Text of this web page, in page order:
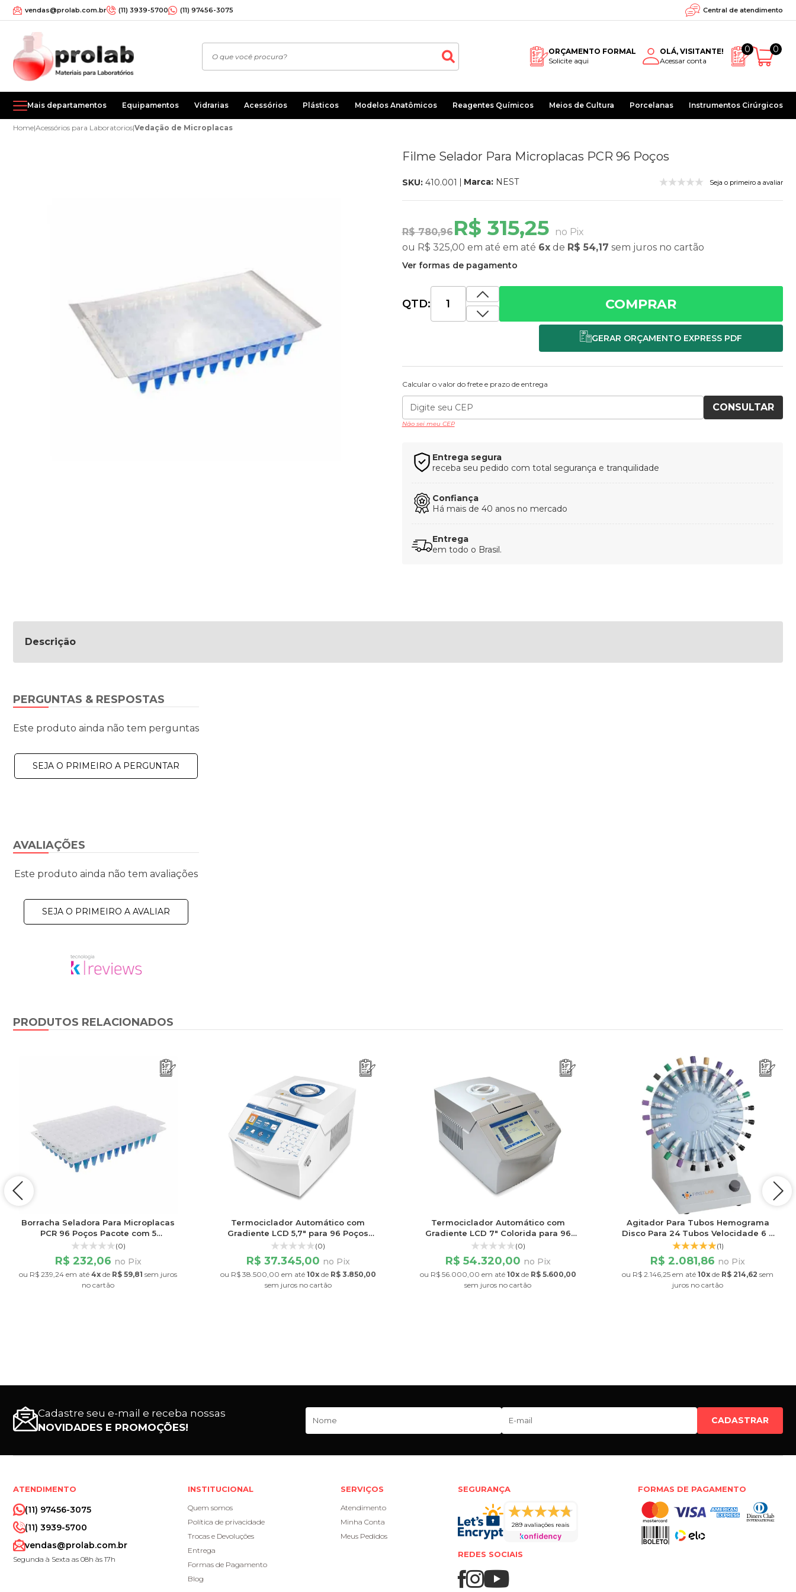
vendas@prolab.com.br (11) 3939-5700 (11) 97456-3075 Central de atendimento
ORÇAMENTO FORMAL
Solicite aqui
OLÁ, VISITANTE!
Acessar conta
0 0
Mais departamentos Equipamentos Vidrarias Acessórios Plásticos Modelos Anatômicos Reagentes Químicos Meios de Cultura Porcelanas Instrumentos Cirúrgicos
Home|Acessórios para Laboratorios|Vedação de Microplacas
Filme Selador Para Microplacas PCR 96 Poços
Seja o primeiro a avaliar
SKU:410.001 Marca: NEST
R$ 780,96R$ 315,25
no Pix
ou R$ 325,00 em até em até 6xde R$ 54,17 sem jurosno cartão
Ver formas de pagamento
QTD: COMPRAR
Calcular o valor do frete e prazo de entrega
CONSULTAR
Não sei meu CEP
Entrega segura
receba seu pedido com total segurança e tranquilidade
Confiança
Há mais de 40 anos no mercado
Entrega
em todo o Brasil.
Descrição
AVALIAÇÕES
Este produto ainda não tem avaliações
SEJA O PRIMEIRO A AVALIAR
PERGUNTAS & RESPOSTAS
Este produto ainda não tem perguntas
SEJA O PRIMEIRO A PERGUNTAR
PRODUTOS RELACIONADOS
Borracha Seladora Para Microplacas
PCR 96 Poços Pacote com 5
Unidades Kasvi
(0)
R$ 232,06 no Pix
ou R$ 239,24 em até4x de R$ 59,81 sem juros
no cartão
Termociclador Automático com
Gradiente LCD 5,7" para 96 Poços
0,2ml ou 77 poços de 0,5ml
(0)
R$ 37.345,00 no Pix
ou R$ 38.500,00 em até 10xde R$ 3.850,00
sem jurosno cartão
Termociclador Automático com
Gradiente LCD 7" Colorida para 96
Poços 0,2ml ou 77 poços de 0,5ml
(0)
R$ 54.320,00 no Pix
ou R$ 56.000,00 em até 10xde R$ 5.600,00
sem juros no cartão
Agitador Para Tubos Hemograma
Disco Para 24 Tubos Velocidade 6 a
32rpm (1)
R$ 2.081,86 no Pix
ou R$ 2.146,25 em até10x de R$ 214,62 sem
juros no cartão
Cadastre seu e-mail e receba nossas
NOVIDADES E PROMOÇÕES!
CADASTRAR
ATENDIMENTO
(11) 97456-3075
(11) 3939-5700
vendas@prolab.com.br
Segunda à Sexta as 08h às 17h
INSTITUCIONAL
Quem somos
Política de privacidade
Trocas e Devoluções
Entrega
Formas de Pagamento
Blog
SERVIÇOS
Atendimento
Minha Conta
Meus Pedidos
SEGURANÇA
289 avaliações reais
REDES SOCIAIS
FORMAS DE PAGAMENTO